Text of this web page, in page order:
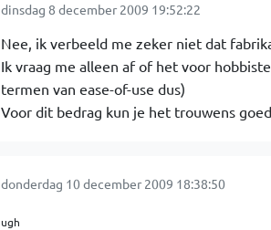
dinsdag 8 december 2009 19:52:22
Nee, ik verbeeld me zeker niet dat
Ik vraag me alleen af of het voor
termen van ease-of-use dus)
Voor dit bedrag kun je het trouwens
donderdag 10 december 2009 18:38:50
ugh